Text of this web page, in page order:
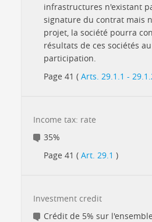
infrastructures n'existant
signature du contrat mais
projet, la société pourra
résultats de ces sociétés
participation.
Page 41 ( Arts. 29.1.1 -
Income tax: rate
35%
Page 41 ( Art. 29.1 )
Investment credit
Crédit de 5% sur